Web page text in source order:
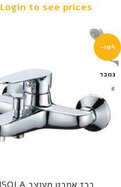
Login to see prices
-19%
נמכר